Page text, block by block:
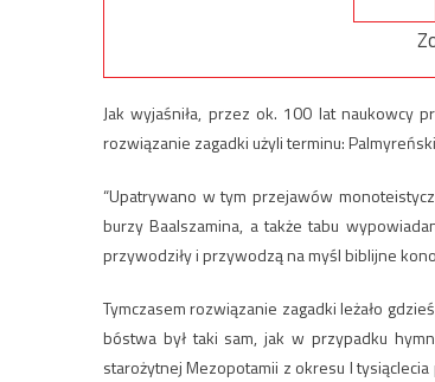
Jak wyjaśniła, przez ok. 100 lat naukowcy
rozwiązanie zagadki użyli terminu:
“Upatrywano w tym przejawów
burzy Baalszamina, a także tabu
przywodziły i przywodzą na myśl biblijne
Tymczasem rozwiązanie zagadki leżało
bóstwa był taki sam, jak w przypadku
starożytnej Mezopotamii z okresu I